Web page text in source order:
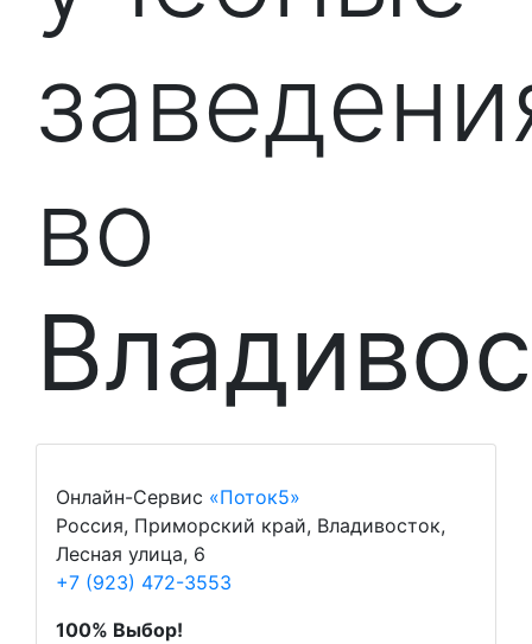
во
Онлайн-Сервис «Поток5»
Россия, Приморский край, Владивосток,
Лесная улица, 6
+7 (923) 472-3553
100% Выбор!